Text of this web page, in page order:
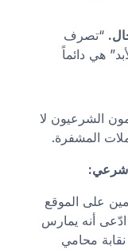
“تصرف
هي دائماً
الشرعيون لا
المشفرة.
شرعي:
على الموقع
ادّعى أنه يمارس
محامي